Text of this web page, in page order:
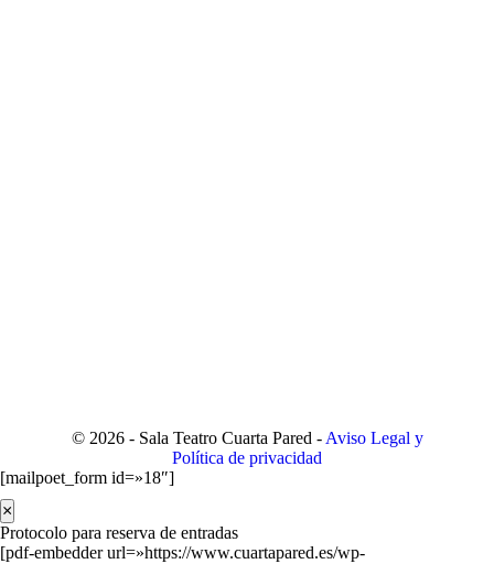
© 2026 - Sala Teatro Cuarta Pared - Aviso Legal y
Política de privacidad
[mailpoet_form id=»18″]
×
Protocolo para reserva de entradas
[pdf-embedder url=»https://www.cuartapared.es/wp-